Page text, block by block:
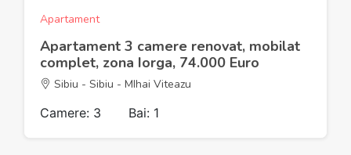
Apartament
Apartament 3 camere renovat, mobilat
complet, zona Iorga, 74.000 Euro
Sibiu - Sibiu - MIhai Viteazu
Camere: 3 Bai: 1